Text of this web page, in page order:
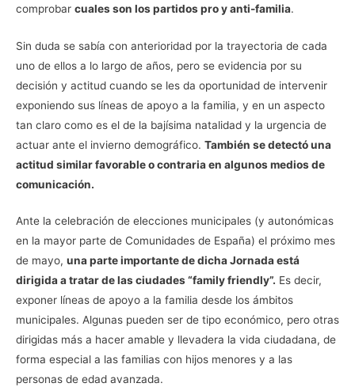
comprobar cuales son los partidos pro y anti-familia.
Sin duda se sabía con anterioridad por la trayectoria de cada
uno de ellos a lo largo de años, pero se evidencia por su
decisión y actitud cuando se les da oportunidad de intervenir
exponiendo sus líneas de apoyo a la familia, y en un aspecto
tan claro como es el de la bajísima natalidad y la urgencia de
actuar ante el invierno demográfico. También se detectó una
actitud similar favorable o contraria en algunos medios de
comunicación.
Ante la celebración de elecciones municipales (y autonómicas
en la mayor parte de Comunidades de España) el próximo mes
de mayo, una parte importante de dicha Jornada está
dirigida a tratar de las ciudades “family friendly”. Es decir,
exponer líneas de apoyo a la familia desde los ámbitos
municipales. Algunas pueden ser de tipo económico, pero otras
dirigidas más a hacer amable y llevadera la vida ciudadana, de
forma especial a las familias con hijos menores y a las
personas de edad avanzada.